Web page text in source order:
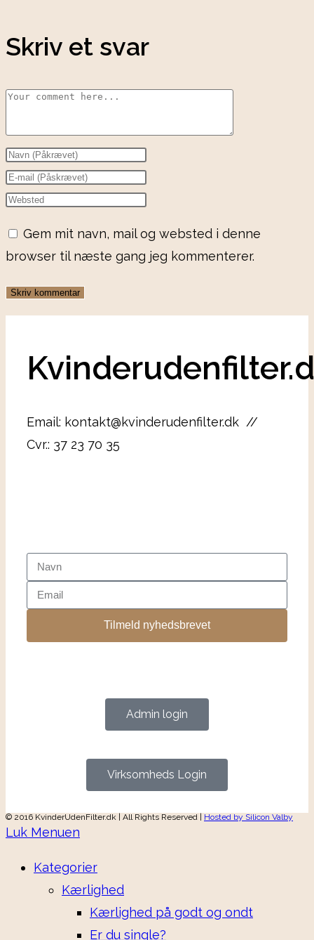
Skriv et svar
Gem mit navn, mail og websted i denne
browser til næste gang jeg kommenterer.
Email: kontakt@kvinderudenfilter.dk //
Cvr.: 37 23 70 35
Tilmeld nyhedsbrevet
Virksomheds Login
Admin login
© 2016 KvinderUdenFilter.dk | All Rights Reserved | Hosted by Silicon Valby
Luk Menuen
Kategorier
Kærlighed
Kærlighed på godt og ondt
Er du single?